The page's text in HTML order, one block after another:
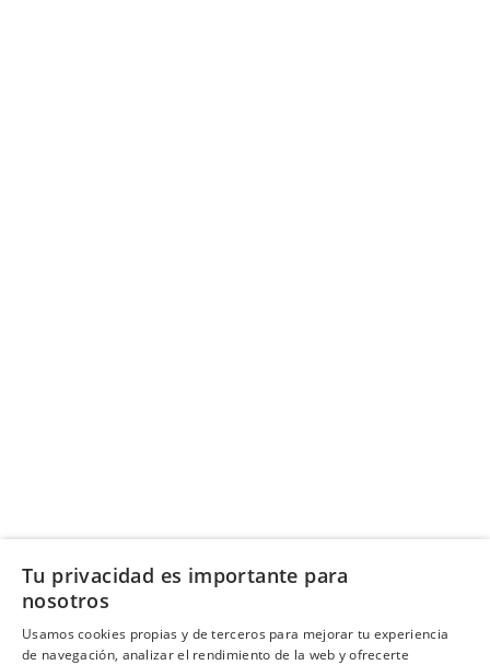
Tu privacidad es importante para
nosotros
Usamos cookies propias y de terceros para mejorar tu experiencia
de navegación, analizar el rendimiento de la web y ofrecerte